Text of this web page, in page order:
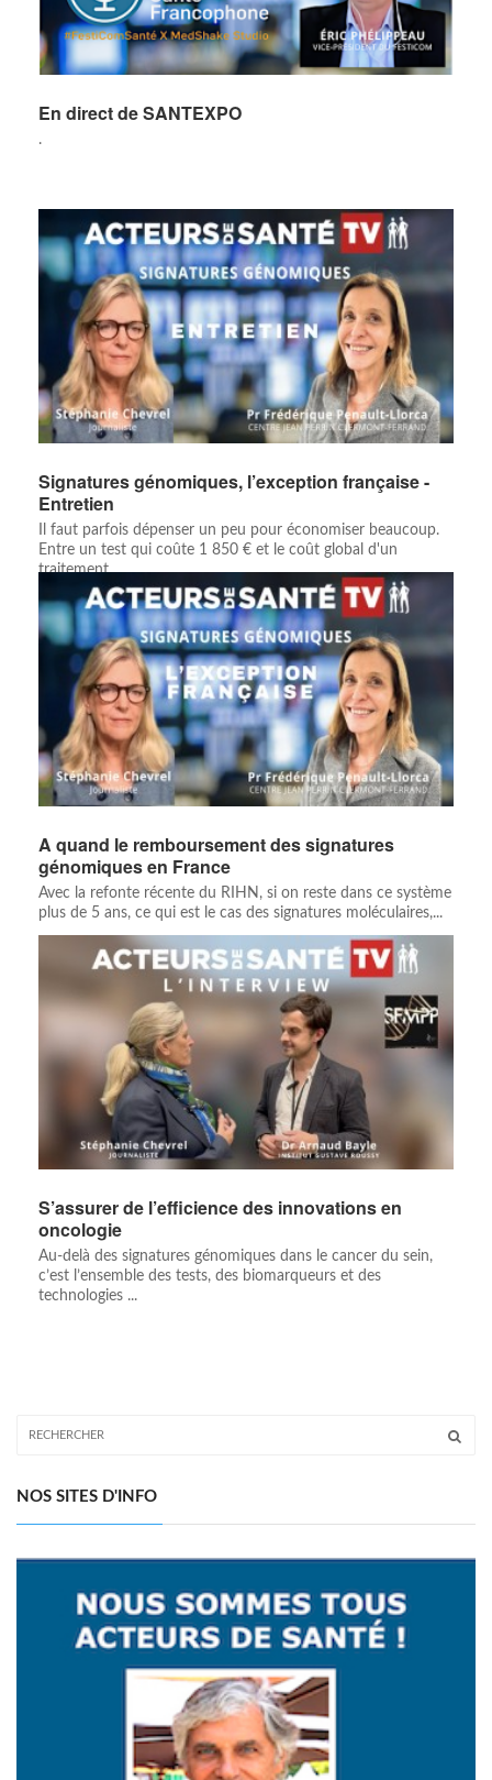
En direct de SANTEXPO
.
Signatures génomiques, l’exception française -
Entretien
Il faut parfois dépenser un peu pour économiser beaucoup.
Entre un test qui coûte 1 850 € et le coût global d'un
traitement ...
A quand le remboursement des signatures
génomiques en France
Avec la refonte récente du RIHN, si on reste dans ce système
plus de 5 ans, ce qui est le cas des signatures moléculaires,...
S’assurer de l’efficience des innovations en
oncologie
Au-delà des signatures génomiques dans le cancer du sein,
c’est l’ensemble des tests, des biomarqueurs et des
technologies ...
NOS SITES D'INFO